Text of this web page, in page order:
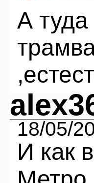
А туда
18/05/
И как